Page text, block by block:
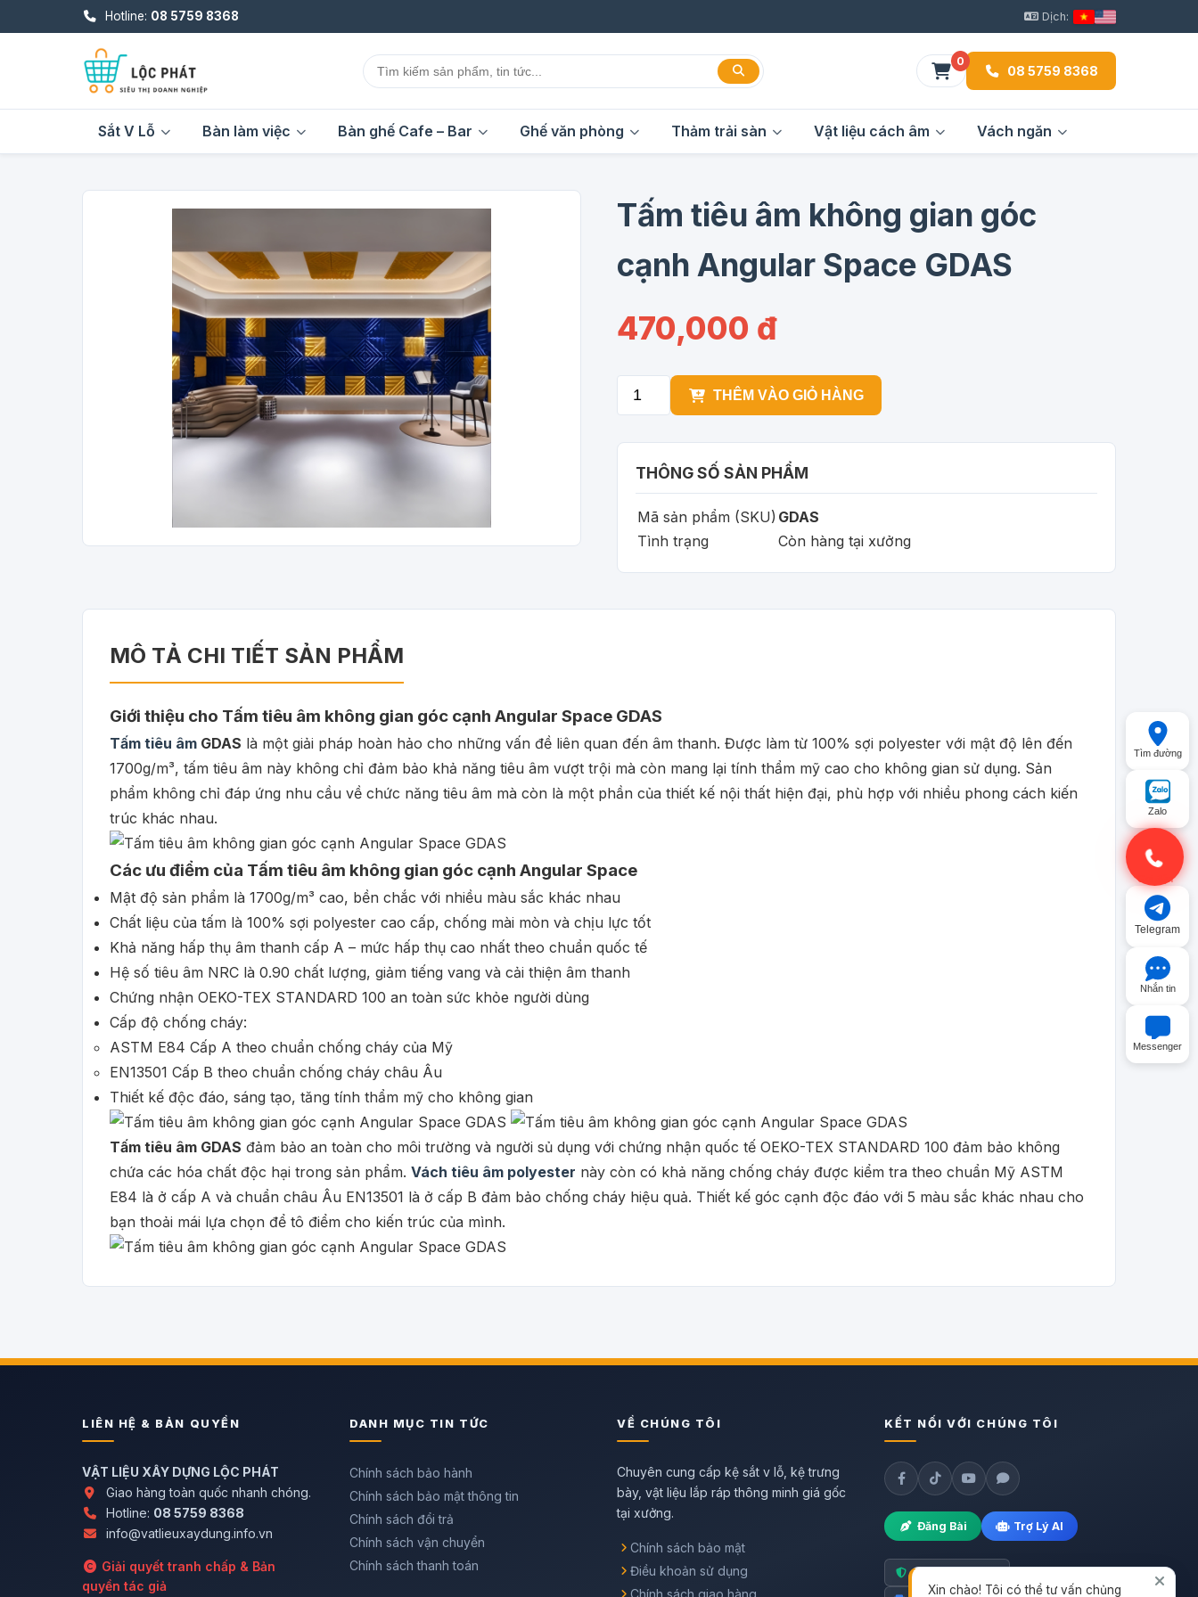
Hotline: 08 5759 8368 Dịch:
0
08 5759 8368
Sắt V Lỗ Bàn làm việc Bàn ghế Cafe – Bar Ghế văn phòng Thảm trải sàn Vật liệu cách âm Vách ngăn
Tấm tiêu âm không gian góc
cạnh Angular Space GDAS
470,000 đ
THÊM VÀO GIỎ HÀNG
THÔNG SỐ SẢN PHẨM
Mã sản phẩm (SKU) GDAS
Tình trạng
Còn hàng tại xưởng
MÔ TẢ CHI TIẾT SẢN PHẨM
Giới thiệu cho Tấm tiêu âm không gian góc cạnh Angular Space GDAS
Tấm tiêu âm GDAS là một giải pháp hoàn hảo cho những vấn đề liên quan đến âm thanh. Được làm từ 100% sợi polyester với mật độ lên đến
1700g/m³, tấm tiêu âm này không chỉ đảm bảo khả năng tiêu âm vượt trội mà còn mang lại tính thẩm mỹ cao cho không gian sử dụng. Sản
phẩm không chỉ đáp ứng nhu cầu về chức năng tiêu âm mà còn là một phần của thiết kế nội thất hiện đại, phù hợp với nhiều phong cách kiến
trúc khác nhau.
Các ưu điểm của Tấm tiêu âm không gian góc cạnh Angular Space
Mật độ sản phẩm là 1700g/m³ cao, bền chắc với nhiều màu sắc khác nhau
Chất liệu của tấm là 100% sợi polyester cao cấp, chống mài mòn và chịu lực tốt
Khả năng hấp thụ âm thanh cấp A – mức hấp thụ cao nhất theo chuẩn quốc tế
Hệ số tiêu âm NRC là 0.90 chất lượng, giảm tiếng vang và cải thiện âm thanh
Chứng nhận OEKO-TEX STANDARD 100 an toàn sức khỏe người dùng
Cấp độ chống cháy:
ASTM E84 Cấp A theo chuẩn chống cháy của Mỹ
EN13501 Cấp B theo chuẩn chống cháy châu Âu
Thiết kế độc đáo, sáng tạo, tăng tính thẩm mỹ cho không gian
Tấm tiêu âm GDAS đảm bảo an toàn cho môi trường và người sủ dụng với chứng nhận quốc tế OEKO-TEX STANDARD 100 đảm bảo không
chứa các hóa chất độc hại trong sản phẩm. Vách tiêu âm polyester này còn có khả năng chống cháy được kiểm tra theo chuẩn Mỹ ASTM
E84 là ở cấp A và chuẩn châu Âu EN13501 là ở cấp B đảm bảo chống cháy hiệu quả. Thiết kế góc cạnh độc đáo với 5 màu sắc khác nhau cho
bạn thoải mái lựa chọn để tô điểm cho kiến trúc của mình.
LIÊN HỆ & BẢN QUYỀN
VẬT LIỆU XÂY DỰNG LỘC PHÁT
Giao hàng toàn quốc nhanh chóng.
Hotline: 08 5759 8368
info@vatlieuxaydung.info.vn
Giải quyết tranh chấp & Bản
quyền tác giả
DANH MỤC TIN TỨC
Chính sách bảo hành
Chính sách bảo mật thông tin
Chính sách đổi trả
Chính sách vận chuyển
Chính sách thanh toán
VỀ CHÚNG TÔI
Chuyên cung cấp kệ sắt v lỗ, kệ trưng
bày, vật liệu lắp ráp thông minh giá gốc
tại xưởng.
Chính sách bảo mật
Điều khoản sử dụng
Chính sách giao hàng
KẾT NỐI VỚI CHÚNG TÔI
Đăng Bài Trợ Lý AI
Hàng chính hãng
Tìm đường
Zalo
Gọi điện
Telegram
Nhắn tin
Messenger
Xin chào! Tôi có thể tư vấn chủng